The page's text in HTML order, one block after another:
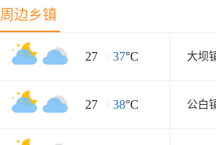
周边乡镇
27 / 37°C 大坝
27 / 38°C 公白